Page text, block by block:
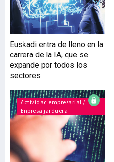
Euskadi entra de lleno en la
carrera de la IA, que se
expande por todos los
sectores
Actividad empresarial /
Enpresa jarduera